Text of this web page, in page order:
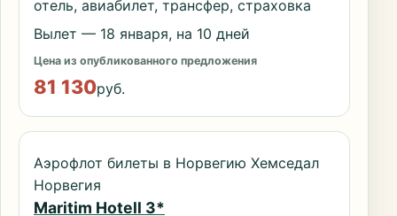
отель, авиабилет, трансфер, страховка
Вылет — 18 января, на 10 дней
Цена из опубликованного предложения
81 130руб.
Аэрофлот билеты в Норвегию Хемседал
Норвегия
Maritim Hotell 3*